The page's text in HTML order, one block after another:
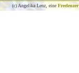
(c) Angelika Lenz, eine Freelenzer